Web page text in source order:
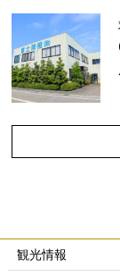
観光情報